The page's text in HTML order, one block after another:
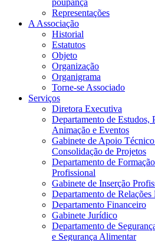
poupança
Representações
A Associação
Historial
Estatutos
Objeto
Organização
Organigrama
Torne-se Associado
Serviços
Diretora Executiva
Departamento de Estudos,
Animação e Eventos
Gabinete de Apoio
Consolidação de Projetos
Departamento de
Profissional
Gabinete de Inserção
Departamento de Relações
Departamento Financeiro
Gabinete Jurídico
Departamento de
e Segurança Alimentar